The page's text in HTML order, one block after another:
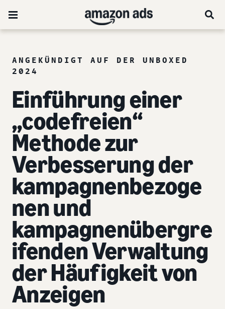
ANGEKÜNDIGT AUF DER UNBOXED
2024
Einführung einer
„codefreien“
Methode zur
Verbesserung der
kampagnenbezoge
nen und
kampagnenübergre
ifenden Verwaltung
der Häufigkeit von
Anzeigen